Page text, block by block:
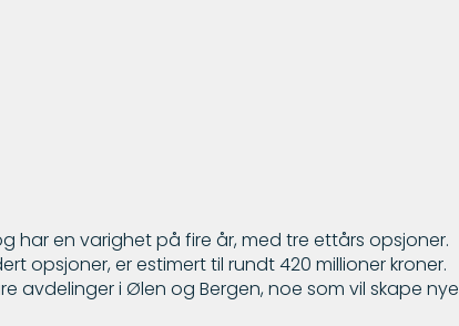
har en varighet på fire år, med tre ettårs opsjoner.
opsjoner, er estimert til rundt 420 millioner kroner.
avdelinger i Ølen og Bergen, noe som vil skape nye